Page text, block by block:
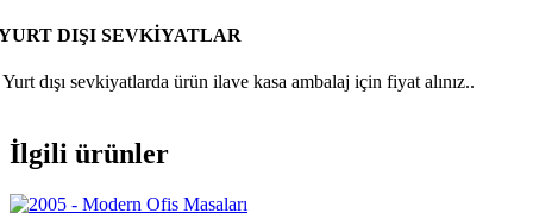
DIŞI SEVKİYATLAR
dışı sevkiyatlarda ürün ilave kasa ambalaj için fiyat alınız..
İlgili ürünler